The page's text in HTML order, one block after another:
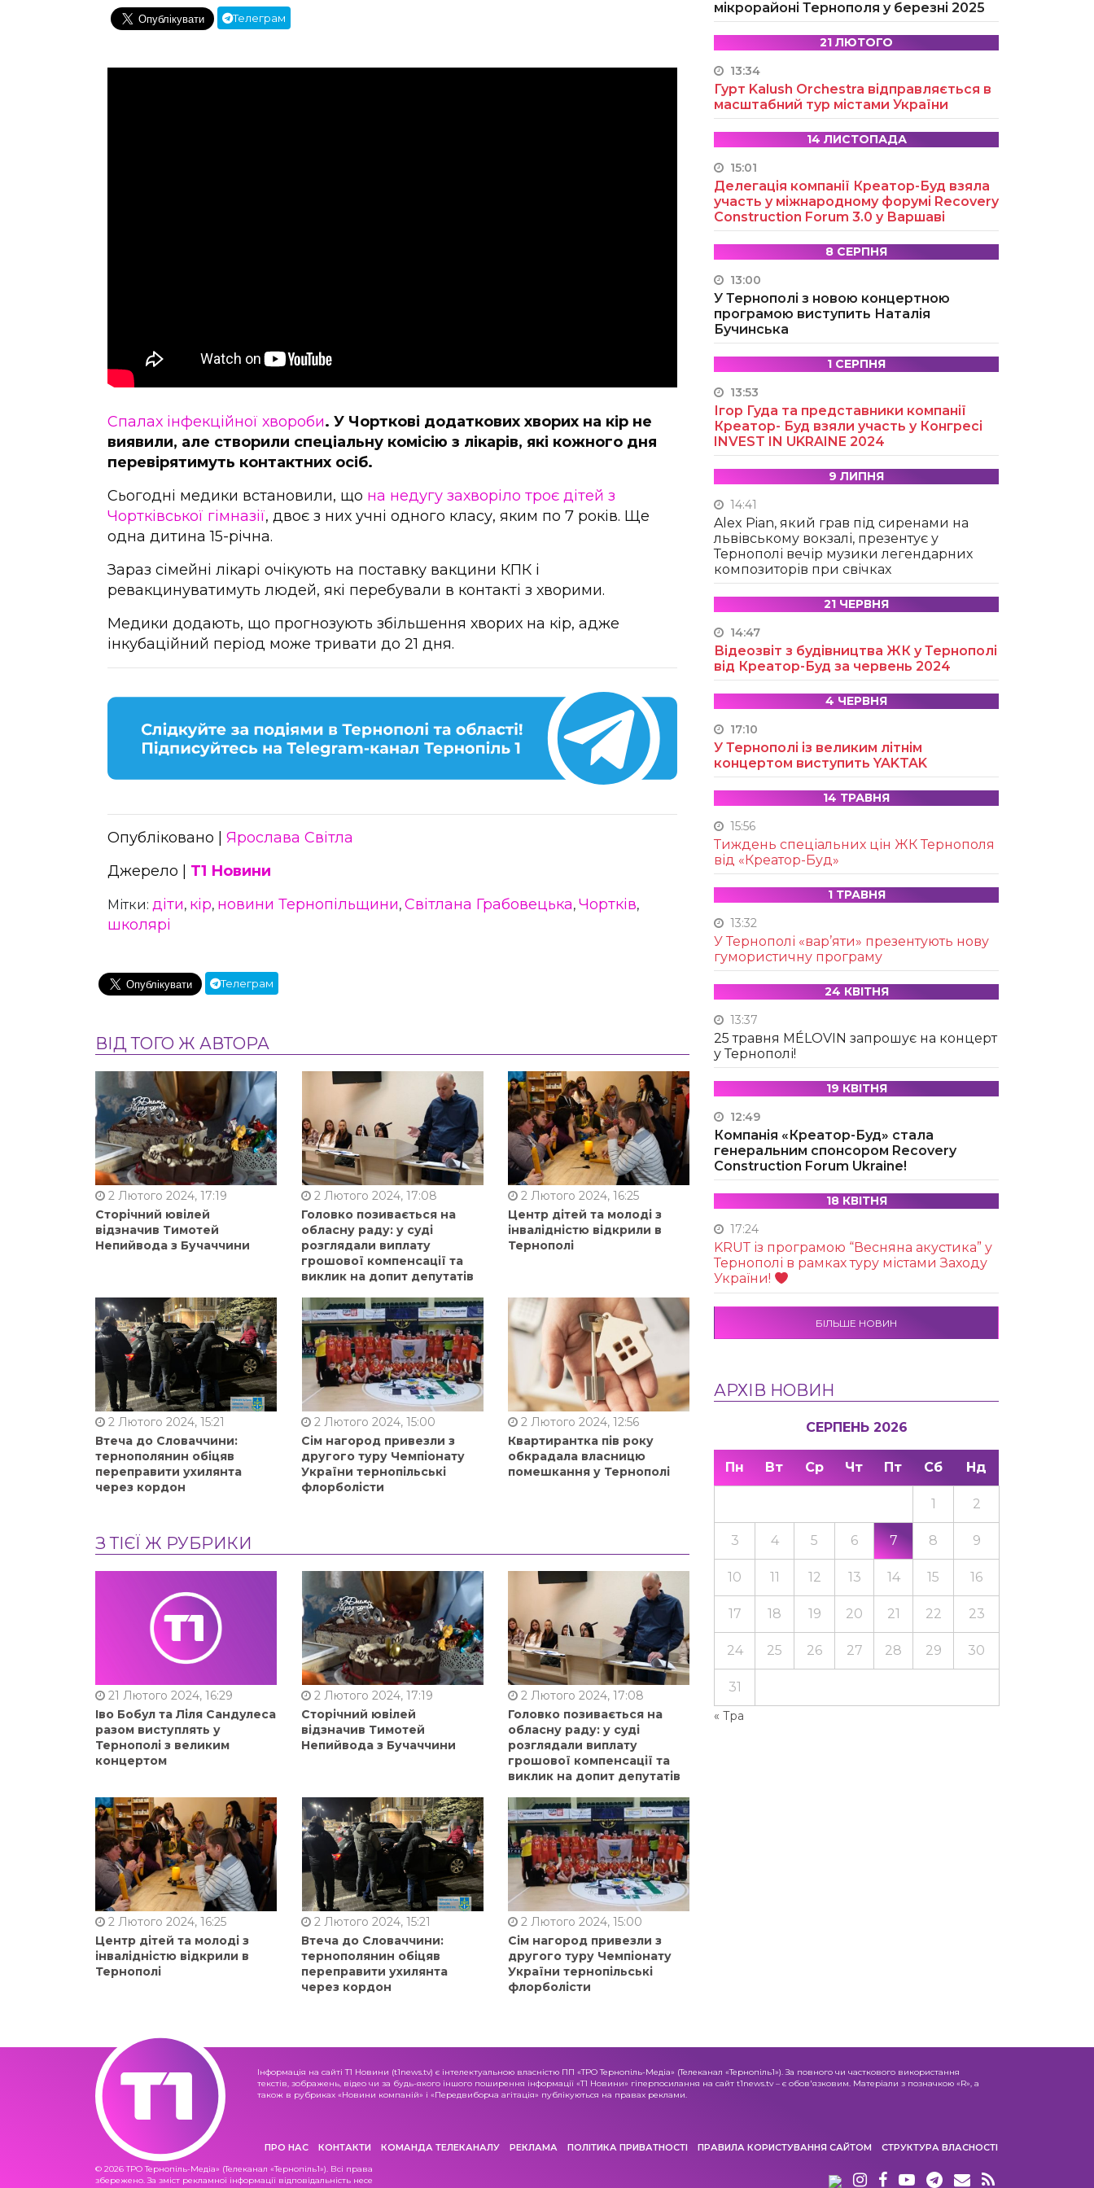
Телеграм
Спалах інфекційної хвороби. У Чорткові додаткових хворих на кір не
виявили, але створили спеціальну комісію з лікарів, які кожного дня
перевірятимуть контактних осіб.
Сьогодні медики встановили, що на недугу захворіло троє дітей з
Чортківської гімназії, двоє з них учні одного класу, яким по 7 років. Ще
одна дитина 15-річна.
Зараз сімейні лікарі очікують на поставку вакцини КПК і
ревакцинуватимуть людей, які перебували в контакті з хворими.
Медики додають, що прогнозують збільшення хворих на кір, адже
інкубаційний період може тривати до 21 дня.
Опубліковано | Ярослава Світла
Джерело | Т1 Новини
Мітки: діти, кір, новини Тернопільщини, Світлана Грабовецька, Чортків,
школярі
Телеграм
ВІД ТОГО Ж АВТОРА
2 Лютого 2024, 17:19
Сторічний ювілей
відзначив Тимотей
Непийвода з Бучаччини
2 Лютого 2024, 17:08
Головко позивається на
обласну раду: у суді
розглядали виплату
грошової компенсації та
виклик на допит депутатів
2 Лютого 2024, 16:25
Центр дітей та молоді з
інвалідністю відкрили в
Тернополі
2 Лютого 2024, 15:21
Втеча до Словаччини:
тернополянин обіцяв
переправити ухилянта
через кордон
2 Лютого 2024, 15:00
Сім нагород привезли з
другого туру Чемпіонату
України тернопільські
флорболісти
2 Лютого 2024, 12:56
Квартирантка пів року
обкрадала власницю
помешкання у Тернополі
З ТІЄЇ Ж РУБРИКИ
21 Лютого 2024, 16:29
Іво Бобул та Ліля Сандулеса
разом виступлять у
Тернополі з великим
концертом
2 Лютого 2024, 17:19
Сторічний ювілей
відзначив Тимотей
Непийвода з Бучаччини
2 Лютого 2024, 17:08
Головко позивається на
обласну раду: у суді
розглядали виплату
грошової компенсації та
виклик на допит депутатів
2 Лютого 2024, 16:25
Центр дітей та молоді з
інвалідністю відкрили в
Тернополі
2 Лютого 2024, 15:21
Втеча до Словаччини:
тернополянин обіцяв
переправити ухилянта
через кордон
2 Лютого 2024, 15:00
Сім нагород привезли з
другого туру Чемпіонату
України тернопільські
флорболісти
мікрорайоні Тернополя у березні 2025
21 ЛЮТОГО
13:34
Гурт Kalush Orchestra відправляється в
масштабний тур містами України
14 ЛИСТОПАДА
15:01
Делегація компанії Креатор-Буд взяла
участь у міжнародному форумі Recovery
Construction Forum 3.0 у Варшаві
8 СЕРПНЯ
13:00
У Тернополі з новою концертною
програмою виступить Наталія
Бучинська
1 СЕРПНЯ
13:53
Ігор Гуда та представники компанії
Креатор- Буд взяли участь у Конгресі
INVEST IN UKRAINE 2024
9 ЛИПНЯ
14:41
Alex Pian, який грав під сиренами на
львівському вокзалі, презентує у
Тернополі вечір музики легендарних
композиторів при свічках
21 ЧЕРВНЯ
14:47
Відеозвіт з будівництва ЖК у Тернополі
від Креатор-Буд за червень 2024
4 ЧЕРВНЯ
17:10
У Тернополі із великим літнім
концертом виступить YAKTAK
14 ТРАВНЯ
15:56
Тиждень спеціальних цін ЖК Тернополя
від «Креатор-Буд»
1 ТРАВНЯ
13:32
У Тернополі «вар’яти» презентують нову
гумористичну програму
24 КВІТНЯ
13:37
25 травня MÉLOVIN запрошує на концерт
у Тернополі!
19 КВІТНЯ
12:49
Компанія «Креатор-Буд» стала
генеральним спонсором Recovery
Construction Forum Ukraine!
18 КВІТНЯ
17:24
KRUТ із програмою “Весняна акустика” у
Тернополі в рамках туру містами Заходу
України!
БІЛЬШЕ НОВИН
АРХІВ НОВИН
СЕРПЕНЬ 2026
Пн Вт Ср Чт Пт Сб Нд
« Тра
1 2
3 4 5 6 7 8 9
10 11 12 13 14 15 16
17 18 19 20 21 22 23
24 25 26 27 28 29 30
31
Інформація на сайті Т1 Новини (t1news.tv) є інтелектуальною власністю ПП «ТРО Тернопіль-Медіа» (Телеканал «Тернопіль1»). За повного чи часткового використання
текстів, зображень, відео чи за будь-якого іншого поширення інформації «Т1 Новини» гіперпосилання на сайт t1news.tv – є обов'язковим. Матеріали з позначкою «R», а
також в рубриках «Новини компаній» і «Передвиборча агітація» публікуються на правах реклами.
ПРО НАС КОНТАКТИ КОМАНДА ТЕЛЕКАНАЛУ РЕКЛАМА ПОЛІТИКА ПРИВАТНОСТІ ПРАВИЛА КОРИСТУВАННЯ САЙТОМ СТРУКТУРА ВЛАСНОСТІ
© 2026 ТРО Тернопіль-Медіа» (Телеканал «Тернопіль1»). Всі права
збережено. За зміст рекламної інформації відповідальність несе